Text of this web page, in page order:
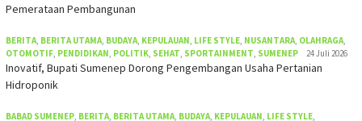
Pemerataan Pembangunan
BERITA BERITA UTAMA BUDAYA KEPULAUAN LIFE STYLE NUSANTARA OLAHRAGA
OTOMOTIF PENDIDIKAN POLITIK SEHAT SPORTAINMENT SUMENEP 24 Juli 2026
Inovatif, Bupati Sumenep Dorong Pengembangan Usaha Pertanian
Hidroponik
BABAD SUMENEP BERITA BERITA UTAMA BUDAYA KEPULAUAN LIFE STYLE